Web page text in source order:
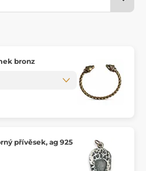
bronz
přívěsek, ag 925